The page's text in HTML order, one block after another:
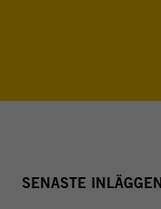
SENASTE INLÄGGEN